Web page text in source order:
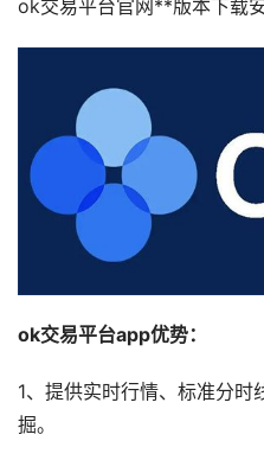
ok交易平台官网**版本下载安
ok交易平台app优势：
1、提供实时行情、标准分时
掘。